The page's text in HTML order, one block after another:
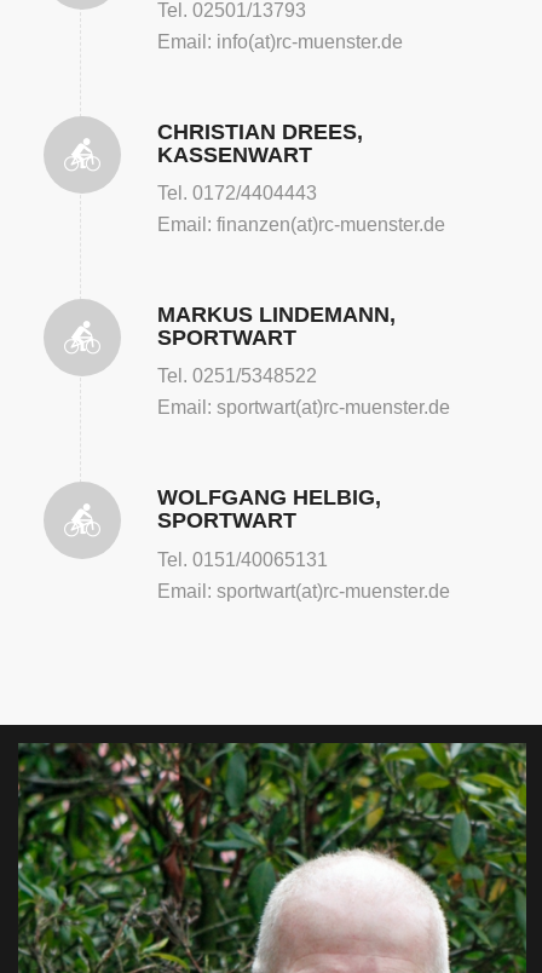
Tel. 02501/13793
Email: info(at)rc-muenster.de
CHRISTIAN DREES,
KASSENWART
Tel. 0172/4404443
Email: finanzen(at)rc-muenster.de
MARKUS LINDEMANN,
SPORTWART
Tel. 0251/5348522
Email: sportwart(at)rc-muenster.de
WOLFGANG HELBIG,
SPORTWART
Tel. 0151/40065131
Email: sportwart(at)rc-muenster.de